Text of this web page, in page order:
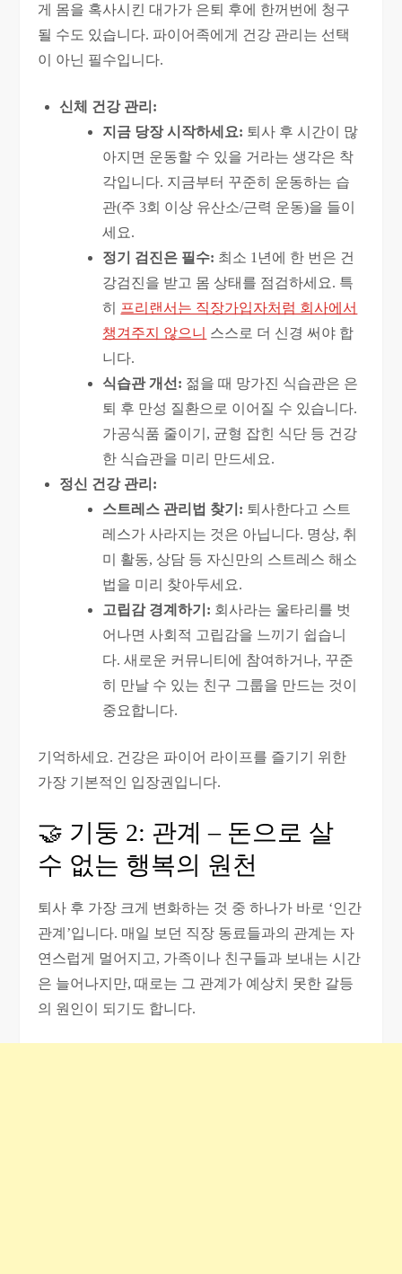
게 몸을 혹사시킨 대가가 은퇴 후에 한꺼번에 청구
될 수도 있습니다. 파이어족에게 건강 관리는 선택
이 아닌 필수입니다.
신체 건강 관리:
지금 당장 시작하세요: 퇴사 후 시간이 많
아지면 운동할 수 있을 거라는 생각은 착
각입니다. 지금부터 꾸준히 운동하는 습
관(주 3회 이상 유산소/근력 운동)을 들이
세요.
정기 검진은 필수: 최소 1년에 한 번은 건
강검진을 받고 몸 상태를 점검하세요. 특
히 프리랜서는 직장가입자처럼 회사에서
챙겨주지 않으니 스스로 더 신경 써야 합
니다.
식습관 개선: 젊을 때 망가진 식습관은 은
퇴 후 만성 질환으로 이어질 수 있습니다.
가공식품 줄이기, 균형 잡힌 식단 등 건강
한 식습관을 미리 만드세요.
정신 건강 관리:
스트레스 관리법 찾기: 퇴사한다고 스트
레스가 사라지는 것은 아닙니다. 명상, 취
미 활동, 상담 등 자신만의 스트레스 해소
법을 미리 찾아두세요.
고립감 경계하기: 회사라는 울타리를 벗
어나면 사회적 고립감을 느끼기 쉽습니
다. 새로운 커뮤니티에 참여하거나, 꾸준
히 만날 수 있는 친구 그룹을 만드는 것이
중요합니다.
기억하세요. 건강은 파이어 라이프를 즐기기 위한
가장 기본적인 입장권입니다.
🤝 기둥 2: 관계 – 돈으로 살
수 없는 행복의 원천
퇴사 후 가장 크게 변화하는 것 중 하나가 바로 ‘인간
관계’입니다. 매일 보던 직장 동료들과의 관계는 자
연스럽게 멀어지고, 가족이나 친구들과 보내는 시간
은 늘어나지만, 때로는 그 관계가 예상치 못한 갈등
의 원인이 되기도 합니다.